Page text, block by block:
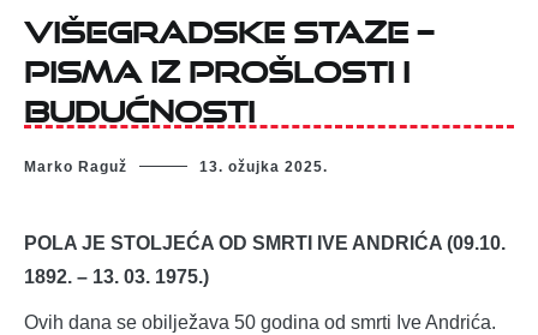
Višegradske staze –
Pisma iz prošlosti i
budućnosti
Marko Raguž 13. ožujka 2025.
POLA JE STOLJEĆA OD SMRTI IVE ANDRIĆA (09.10.
1892. – 13. 03. 1975.)
Ovih dana se obilježava 50 godina od smrti Ive Andrića.